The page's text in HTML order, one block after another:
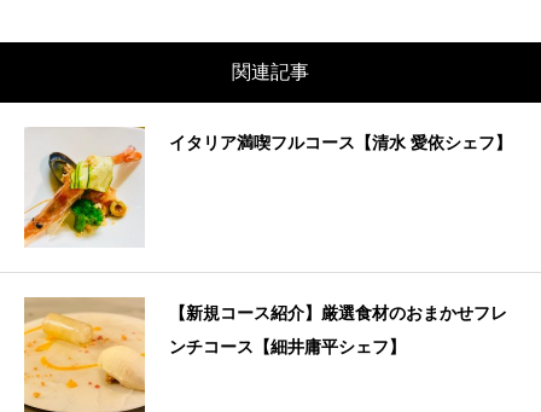
関連記事
イタリア満喫フルコース【清水 愛依シェフ】
【新規コース紹介】厳選食材のおまかせフレ
ンチコース【細井庸平シェフ】